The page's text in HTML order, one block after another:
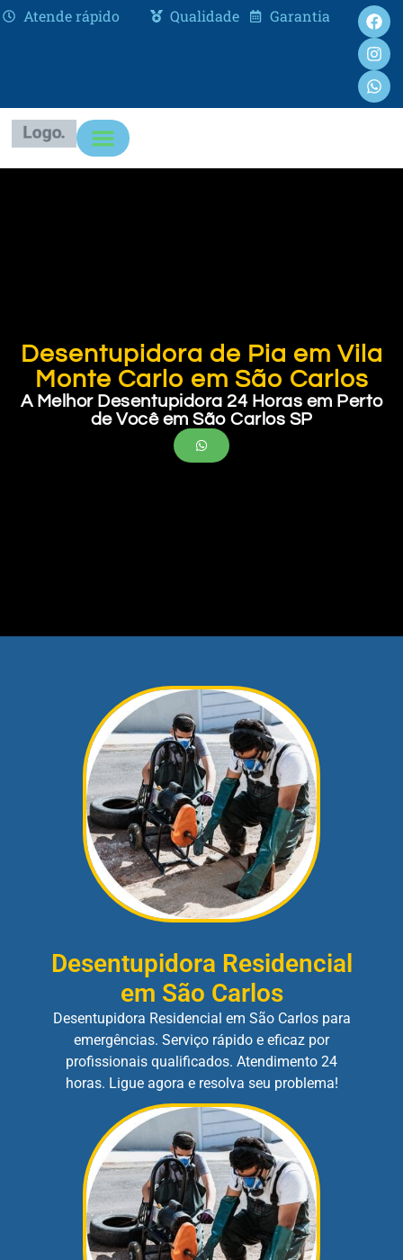
Atende rápido Qualidade Garantia
Desentupidora de Pia em Vila
Monte Carlo em São Carlos
A Melhor Desentupidora 24 Horas em Perto
de Você em São Carlos SP
Desentupidora Residencial
em São Carlos
Desentupidora Residencial em São Carlos para
emergências. Serviço rápido e eficaz por
profissionais qualificados. Atendimento 24
horas. Ligue agora e resolva seu problema!